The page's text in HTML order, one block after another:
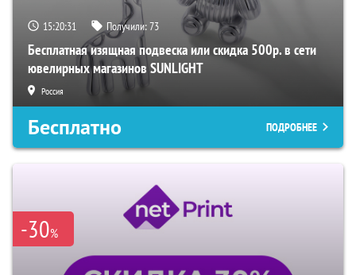
15:20:31 Получили:73
Бесплатная изящная подвеска или скидка 500р. в сети
ювелирных магазинов SUNLIGHT
Россия
Бесплатно ПОДРОБНЕЕ
-30%